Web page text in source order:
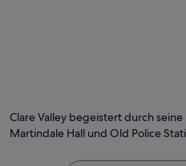
Clare Valley begeistert durch
Martindale Hall und Old Police